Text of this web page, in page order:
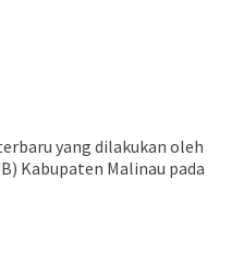
yang dilakukan oleh
Kabupaten Malinau pada